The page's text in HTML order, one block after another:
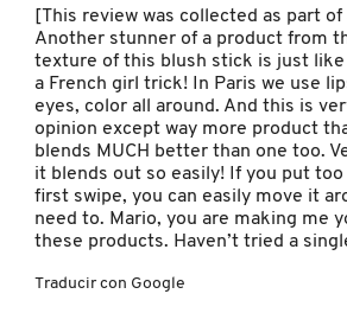
LILASH
LIVING PROOF
MAC COSMETICS
MAISON LOUIS MARIE
estrellas.
[This review was collected as part
Another stunner of a product from
texture of this blush stick is just
a French girl trick! In Paris we use
eyes, color all around. And this is
opinion except way more product
blends MUCH better than one too.
it blends out so easily! If you put
first swipe, you can easily move it
need to. Mario, you are making me
these products. Haven’t tried a
Traducir con Google